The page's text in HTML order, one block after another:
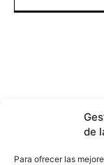
de
Para ofrecer las